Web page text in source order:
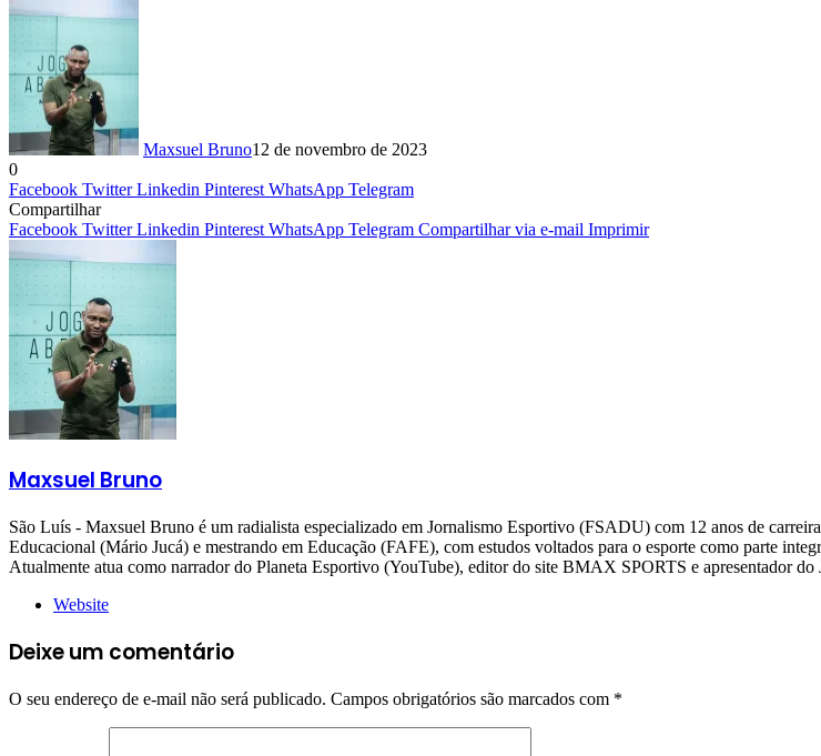
Maxsuel Bruno12 de novembro de 2023
0
Facebook Twitter Linkedin Pinterest WhatsApp Telegram
Compartilhar
Facebook Twitter Linkedin Pinterest WhatsApp Telegram Compartilhar via e-mail Imprimir
Maxsuel Bruno
São Luís - Maxsuel Bruno é um radialista especializado em Jornalismo Esportivo (FSADU) com 12 anos de
Educacional (Mário Jucá) e mestrando em Educação (FAFE), com estudos voltados para o esporte como parte
Atualmente atua como narrador do Planeta Esportivo (YouTube), editor do site BMAX SPORTS e apresentador
Website
Deixe um comentário
O seu endereço de e-mail não será publicado. Campos obrigatórios são marcados com *